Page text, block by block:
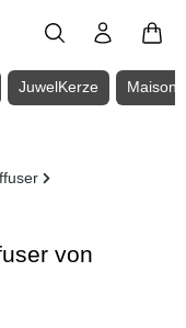
JuwelKerze Maison
von